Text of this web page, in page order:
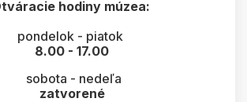
hodiny múzea:
pondelok - piatok
8.00 - 17.00
sobota - nedeľa
zatvorené